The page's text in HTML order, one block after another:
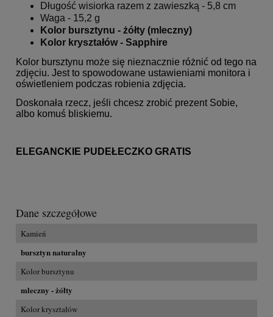
Długość wisiorka razem z zawieszką - 5,8 cm
Waga - 15,2 g
Kolor bursztynu - żółty (mleczny)
Kolor kryształów - Sapphire
Kolor bursztynu może się nieznacznie różnić od tego na
zdjęciu. Jest to spowodowane ustawieniami monitora i
oświetleniem podczas robienia zdjęcia.
Doskonała rzecz, jeśli chcesz zrobić prezent Sobie,
albo komuś bliskiemu.
ELEGANCKIE PUDEŁECZKO GRATIS
Dane szczegółowe
Kamień
bursztyn naturalny
Kolor bursztynu
mleczny - żółty
Kolor kryształów